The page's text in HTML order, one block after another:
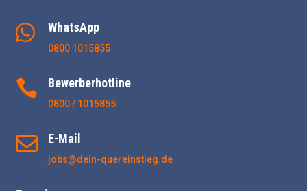
 WhatsApp
0800 1015855
 Bewerberhotline
0800 / 1015855
 E-Mail
jobs@dein-quereinstieg.de